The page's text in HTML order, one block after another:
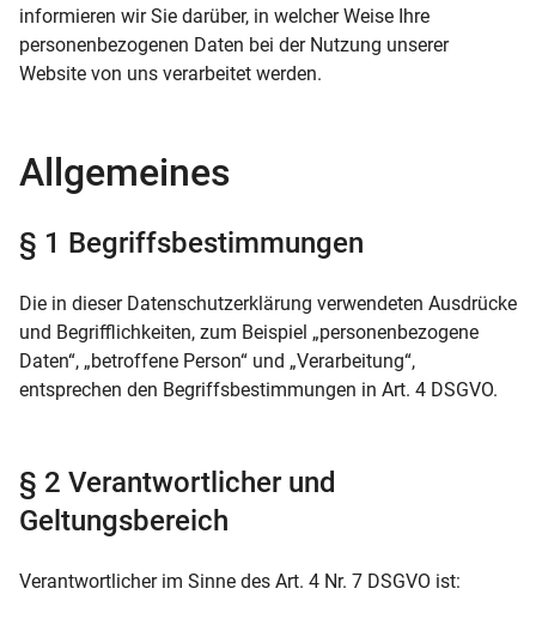
informieren wir Sie darüber, in welcher Weise Ihre
personenbezogenen Daten bei der Nutzung unserer
Website von uns verarbeitet werden.
Allgemeines
§ 1 Begriffsbestimmungen
Die in dieser Datenschutzerklärung verwendeten Ausdrücke
und Begrifflichkeiten, zum Beispiel „personenbezogene
Daten“, „betroffene Person“ und „Verarbeitung“,
entsprechen den Begriffsbestimmungen in Art. 4 DSGVO.
§ 2 Verantwortlicher und
Geltungsbereich
Verantwortlicher im Sinne des Art. 4 Nr. 7 DSGVO ist: